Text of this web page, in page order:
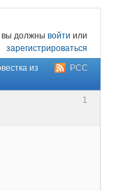
вы должны войти или
зарегистрироваться
РСС
из
1